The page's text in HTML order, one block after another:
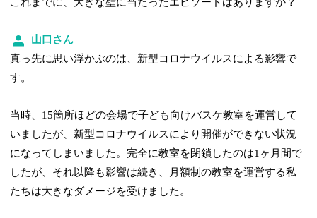
これまでに、大きな壁に当たったエピソードはありますか？
山口さん
真っ先に思い浮かぶのは、新型コロナウイルスによる影響で
す。
当時、15箇所ほどの会場で子ども向けバスケ教室を運営して
いましたが、新型コロナウイルスにより開催ができない状況
になってしまいました。完全に教室を閉鎖したのは1ヶ月間で
したが、それ以降も影響は続き、月額制の教室を運営する私
たちは大きなダメージを受けました。